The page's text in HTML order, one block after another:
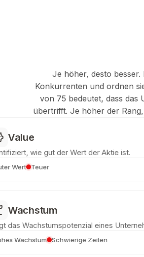
Je höher, desto
Konkurrenten und ordnen
von 75 bedeutet, dass das
übertrifft. Je höher der
Value
wie gut der Wert der Aktie ist.
Wert Teuer
Wachstum
das Wachstumspotenzial eines
Wachstum Schwierige Zeiten